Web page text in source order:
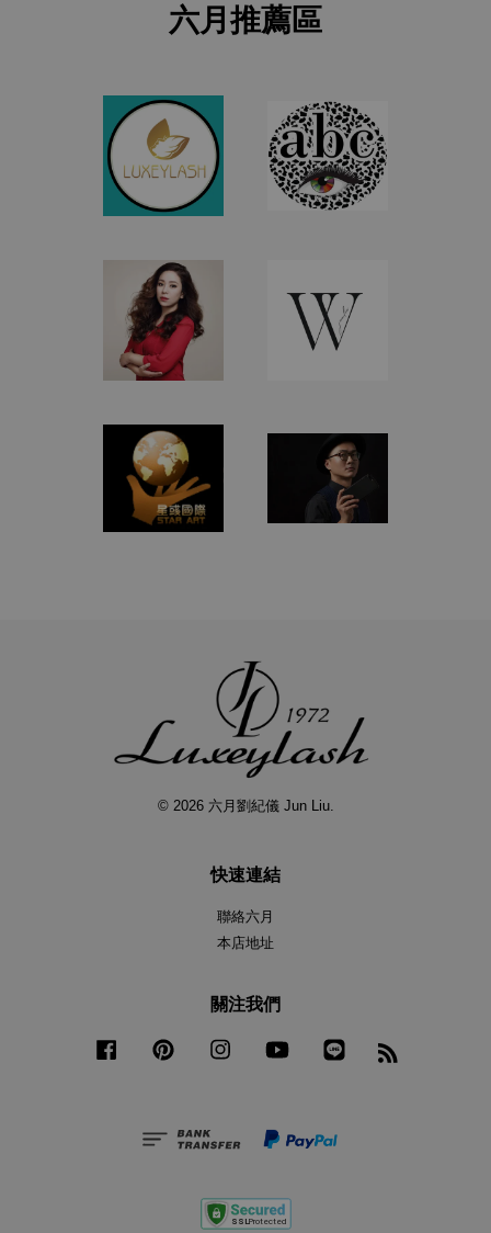
六月推薦區
© 2026 六月劉紀儀 Jun Liu.
快速連結
聯絡六月
本店地址
關注我們
Facebook Pinterest Instagram YouTube